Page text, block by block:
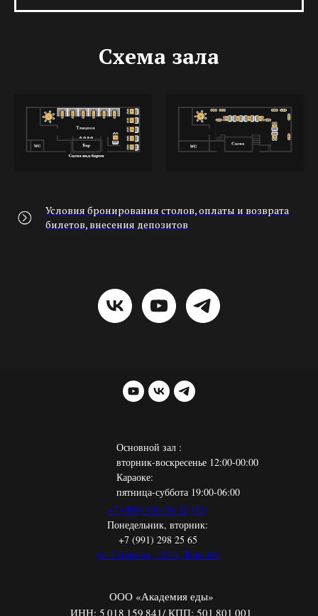
Схема зала
Условия бронирования столов, оплаты и возврата
билетов, внесения депозитов
+7 (498) 950-36-32 (33)
Понедельник, вторник:
+7 (991) 298 25 65
ул. Гагарина, 12/14, Королёв
Основной зал :
вторник-воскресенье 12:00-00:00
Караоке:
пятница-суббота 19:00-06:00
ООО «Академия еды»
ИНН: 5 018 159 841/ КПП: 501 801 001